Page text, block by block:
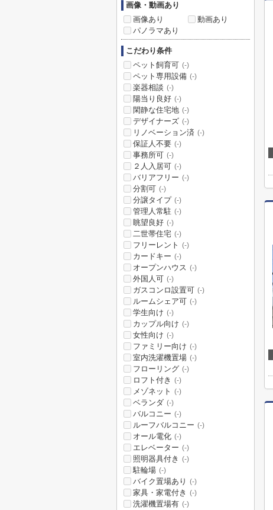
画像・動画あり
画像あり
動画あり
パノラマあり
こだわり条件
ペット飼育可 (-)
ペット専用設備 (-)
楽器相談 (-)
陽当り良好 (-)
閑静な住宅地 (-)
デザイナーズ (-)
リノベーション済 (-)
保証人不要 (-)
事務所可 (-)
２人入居可 (-)
バリアフリー (-)
分割可 (-)
分譲タイプ (-)
管理人常駐 (-)
眺望良好 (-)
二世帯住宅 (-)
フリーレント (-)
カードキー (-)
オープンハウス (-)
外国人可 (-)
ガスコンロ設置可 (-)
ルームシェア可 (-)
学生向け (-)
カップル向け (-)
女性向け (-)
ファミリー向け (-)
室内洗濯機置場 (-)
フローリング (-)
ロフト付き (-)
メゾネット (-)
ベランダ (-)
バルコニー (-)
ルーフバルコニー (-)
オール電化 (-)
エレベーター (-)
照明器具付き (-)
駐輪場 (-)
バイク置場あり (-)
家具・家電付き (-)
洗濯機置場有 (-)